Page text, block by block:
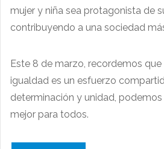
mujer y niña sea protagonista de
contribuyendo a una sociedad
Este 8 de marzo, recordemos
igualdad es un esfuerzo
determinación y unidad,
mejor para todos.